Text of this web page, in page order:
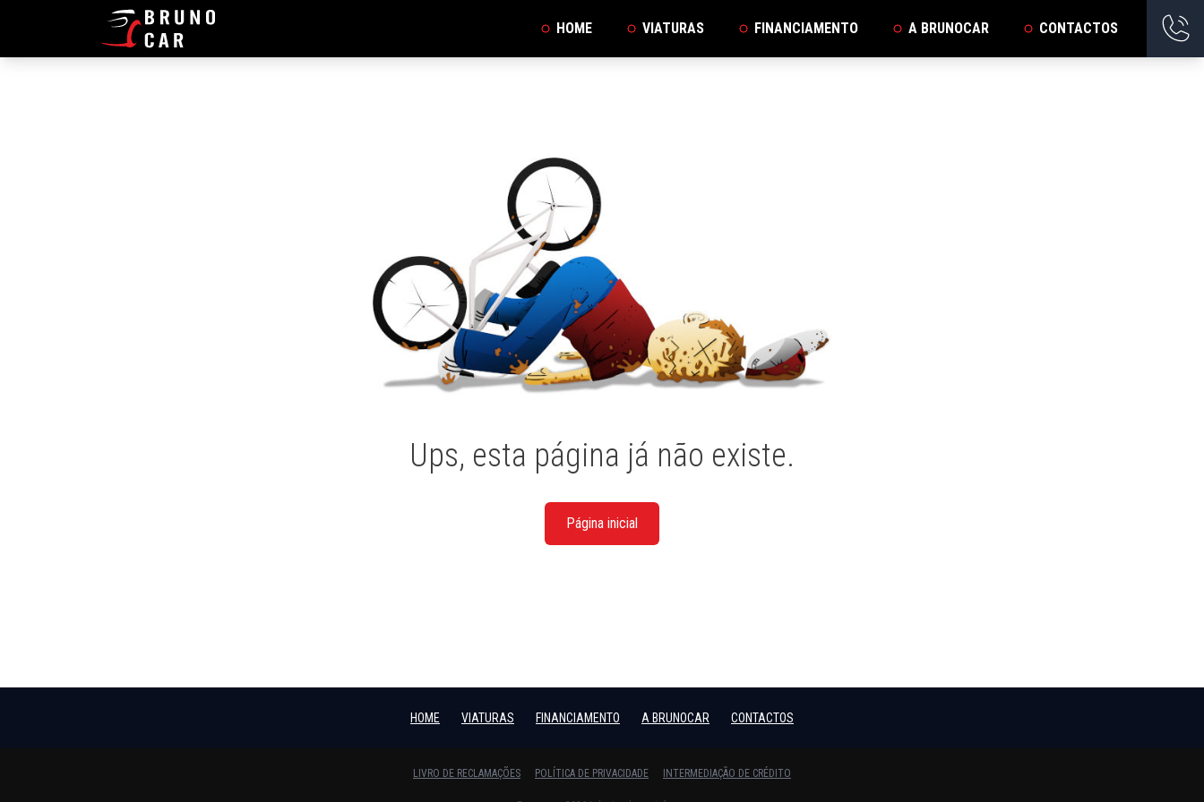
HOME VIATURAS FINANCIAMENTO A BRUNOCAR CONTACTOS
Ups, esta página já não existe.
Página inicial
HOME VIATURAS FINANCIAMENTO A BRUNOCAR CONTACTOS
LIVRO DE RECLAMAÇÕES POLÍTICA DE PRIVACIDADE INTERMEDIAÇÃO DE CRÉDITO